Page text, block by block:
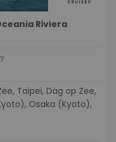
Riviera
Osaka (Kyoto),